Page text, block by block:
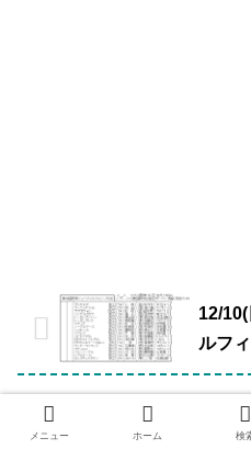
12/
ルフ
ソウルスターリングの厩舎
ひょっとしたら…
メニュー ホーム 検